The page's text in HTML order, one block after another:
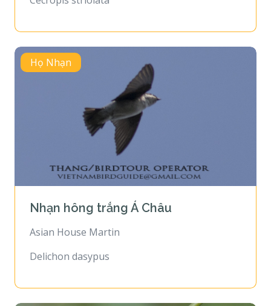
Họ Nhạn
Nhạn hông trắng Á Châu
Asian House Martin
Delichon dasypus